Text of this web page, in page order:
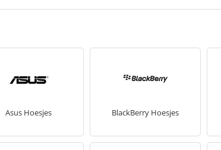
Asus Hoesjes BlackBerry Hoesjes